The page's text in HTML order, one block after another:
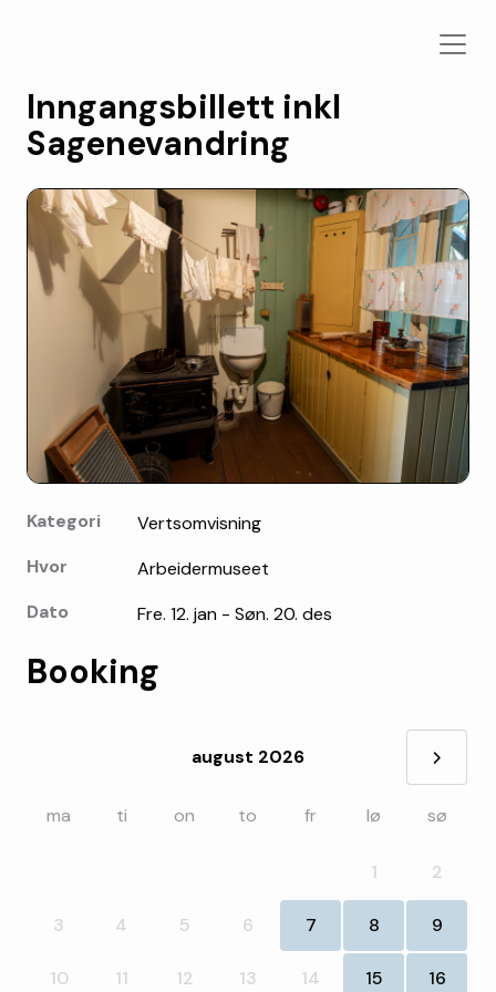
Inngangsbillett inkl
Sagenevandring
Kategori
Vertsomvisning
Hvor
Arbeidermuseet
Dato
Fre. 12. jan - Søn. 20. des
Booking
august 2026 »
ma ti on to fr lø sø
1 2
3 4 5 6 7 8 9
10 11 12 13 14 15 16